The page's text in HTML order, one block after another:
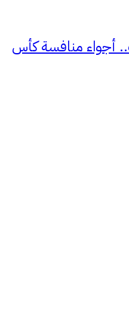
أجواء منافسة كأس